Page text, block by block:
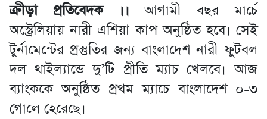
ক্রীড়া প্রতিবেদক ।। আগামী বছর মার্চে
অস্ট্রেলিয়ায় নারী এশিয়া কাপ অনুষ্ঠিত হবে। সেই
টুর্নামেন্টের প্রস্তুতির জন্য বাংলাদেশ নারী ফুটবল
দল থাইল্যান্ডে দু’টি প্রীতি ম্যাচ খেলবে। আজ
ব্যাংককে অনুষ্ঠিত প্রথম ম্যাচে বাংলাদেশ ০-৩
গোলে হেরেছে।